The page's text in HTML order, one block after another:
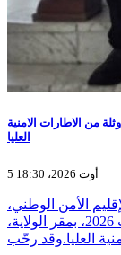
من الاطارات الامنية
العليا
5 أوت 2026، 18:30
الأمن الوطني،
استقبل السيد والي صفاقس يوم الثلاثاء 04 اوت 2026، بمقر الولاية،